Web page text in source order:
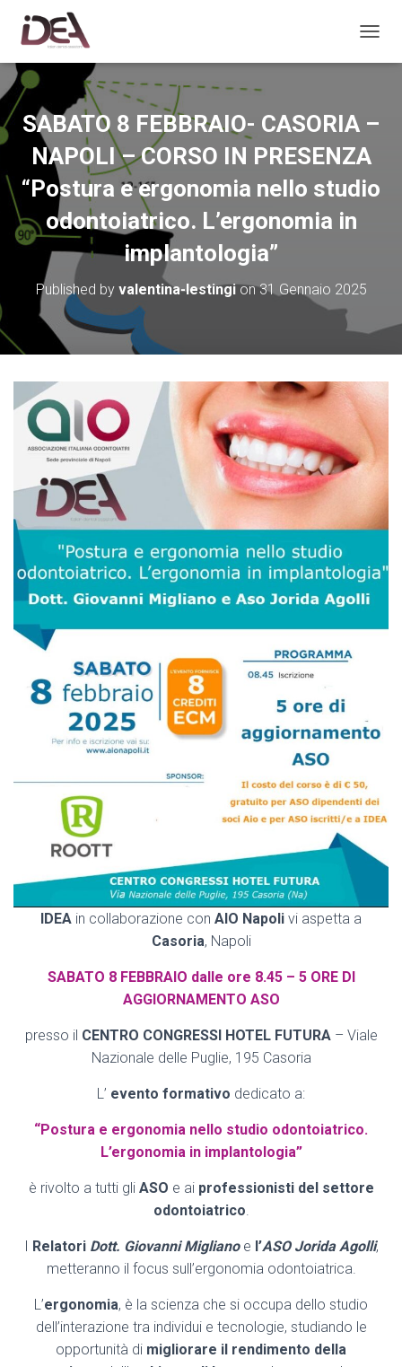
SABATO 8 FEBBRAIO- CASORIA –
NAPOLI – CORSO IN PRESENZA
“Postura e ergonomia nello studio
odontoiatrico. L’ergonomia in
implantologia”
Published by valentina-lestingion31 Gennaio 2025
IDEA in collaborazione con AIO Napoli vi aspetta a
Casoria, Napoli
SABATO 8 FEBBRAIO dalle ore 8.45 – 5 ORE DI
AGGIORNAMENTO ASO
presso il CENTRO CONGRESSI HOTEL FUTURA– Viale
Nazionale delle Puglie, 195 Casoria
L’ evento formativo dedicato a:
“Postura e ergonomia nello studio odontoiatrico.
L’ergonomia in implantologia”
è rivolto a tutti gli ASO e ai professionisti del settore
odontoiatrico.
Relatori Dott. Giovanni Migliano e l’ASO Jorida Agolli,
metteranno il focus sull’ergonomia odontoiatrica.
L’ergonomia, è la scienza che si occupa dello studio
dell’interazione tra individui e tecnologie, studiando le
opportunità di migliorare il rendimento della